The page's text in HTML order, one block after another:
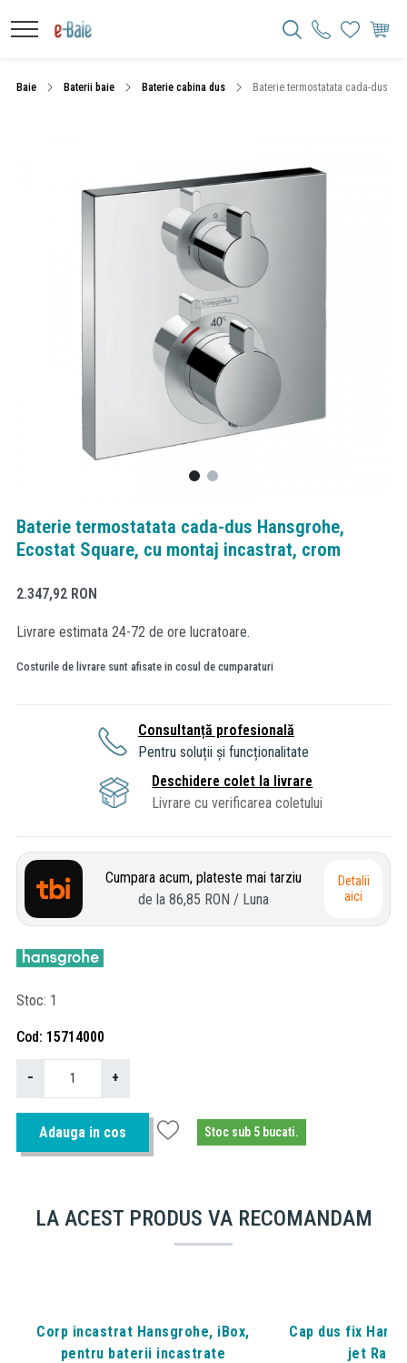
Baie Baterii baie Baterie cabina dus Baterie termostatata cada-dus
Baterie termostatata cada-dus Hansgrohe,
Ecostat Square, cu montaj incastrat, crom
2.347,92 RON
Livrare estimata 24-72 de ore lucratoare.
Costurile de livrare sunt afisate in cosul de cumparaturi
Consultanță profesională
Pentru soluții și funcționalitate
Deschidere colet la livrare
Livrare cu verificarea coletului
Cumpara acum, plateste mai tarziu
de la 86,85 RON / Luna
Detalii
aici
Stoc 1
Cod 15714000
− +
Adauga in cos Stoc sub 5 bucati.
LA ACEST PRODUS VA RECOMANDAM
Corp incastrat Hansgrohe, iBox,
pentru baterii incastrate
Cap dus fix
jet